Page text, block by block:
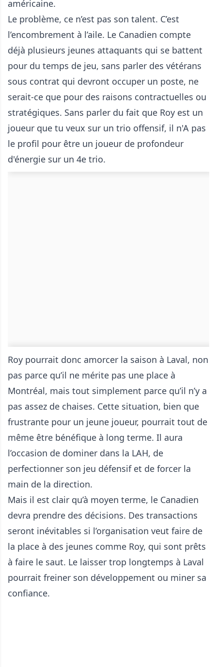
américaine.
Le problème, ce n’est pas son talent. C’est
l’encombrement à l’aile. Le Canadien compte
déjà plusieurs jeunes attaquants qui se battent
pour du temps de jeu, sans parler des vétérans
sous contrat qui devront occuper un poste, ne
serait-ce que pour des raisons contractuelles ou
stratégiques. Sans parler du fait que Roy est un
joueur que tu veux sur un trio offensif, il n'A pas
le profil pour être un joueur de profondeur
d'énergie sur un 4e trio.
Roy pourrait donc amorcer la saison à Laval, non
pas parce qu’il ne mérite pas une place à
Montréal, mais tout simplement parce qu’il n’y a
pas assez de chaises. Cette situation, bien que
frustrante pour un jeune joueur, pourrait tout de
même être bénéfique à long terme. Il aura
l’occasion de dominer dans la LAH, de
perfectionner son jeu défensif et de forcer la
main de la direction.
Mais il est clair qu’à moyen terme, le Canadien
devra prendre des décisions. Des transactions
seront inévitables si l’organisation veut faire de
la place à des jeunes comme Roy, qui sont prêts
à faire le saut. Le laisser trop longtemps à Laval
pourrait freiner son développement ou miner sa
confiance.